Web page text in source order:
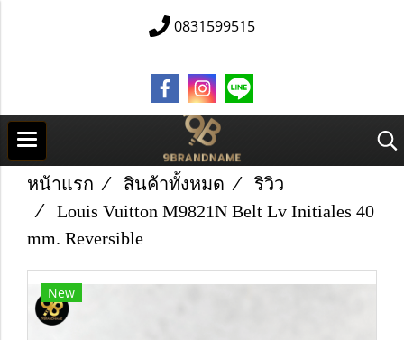
0831599515
หน้าแรก สินค้าทั้งหมด
ริวิว
Louis Vuitton M9821N Belt Lv Initiales 40
mm. Reversible
New